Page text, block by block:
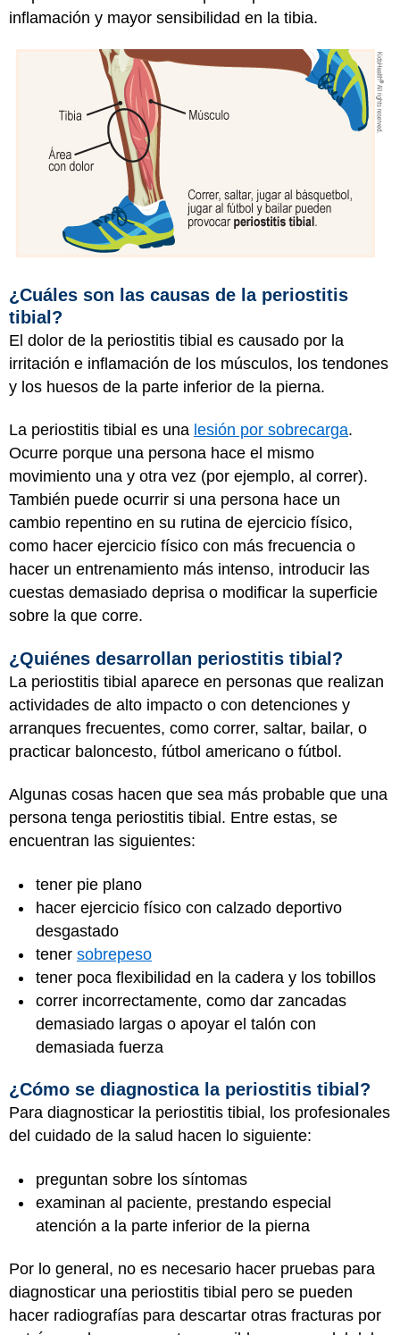
inflamación y mayor sensibilidad en la tibia.
¿Cuáles son las causas de la periostitis
tibial?
El dolor de la periostitis tibial es causado por la
irritación e inflamación de los músculos, los tendones
y los huesos de la parte inferior de la pierna.
La periostitis tibial es una lesión por sobrecarga.
Ocurre porque una persona hace el mismo
movimiento una y otra vez (por ejemplo, al correr).
También puede ocurrir si una persona hace un
cambio repentino en su rutina de ejercicio físico,
como hacer ejercicio físico con más frecuencia o
hacer un entrenamiento más intenso, introducir las
cuestas demasiado deprisa o modificar la superficie
sobre la que corre.
¿Quiénes desarrollan periostitis tibial?
La periostitis tibial aparece en personas que realizan
actividades de alto impacto o con detenciones y
arranques frecuentes, como correr, saltar, bailar, o
practicar baloncesto, fútbol americano o fútbol.
Algunas cosas hacen que sea más probable que una
persona tenga periostitis tibial. Entre estas, se
encuentran las siguientes:
tener pie plano
hacer ejercicio físico con calzado deportivo
desgastado
tener sobrepeso
tener poca flexibilidad en la cadera y los tobillos
correr incorrectamente, como dar zancadas
demasiado largas o apoyar el talón con
demasiada fuerza
¿Cómo se diagnostica la periostitis tibial?
Para diagnosticar la periostitis tibial, los profesionales
del cuidado de la salud hacen lo siguiente:
preguntan sobre los síntomas
examinan al paciente, prestando especial
atención a la parte inferior de la pierna
Por lo general, no es necesario hacer pruebas para
diagnosticar una periostitis tibial pero se pueden
hacer radiografías para descartar otras fracturas por